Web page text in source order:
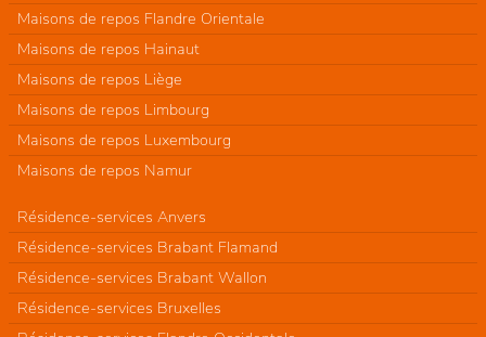
Maisons de repos Flandre Orientale
Maisons de repos Hainaut
Maisons de repos Liège
Maisons de repos Limbourg
Maisons de repos Luxembourg
Maisons de repos Namur
Résidence-services Anvers
Résidence-services Brabant Flamand
Résidence-services Brabant Wallon
Résidence-services Bruxelles